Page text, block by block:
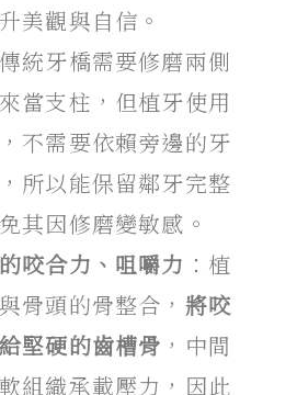
美觀與自信。
傳統牙橋需要修磨兩側
當支柱，但植牙使用
不需要依賴旁邊的牙
所以能保留鄰牙完整
其因修磨變敏感。
咬合力、咀嚼力 ：植
骨頭的骨整合， 將咬
堅硬的齒槽骨 ，中間
組織承載壓力，因此